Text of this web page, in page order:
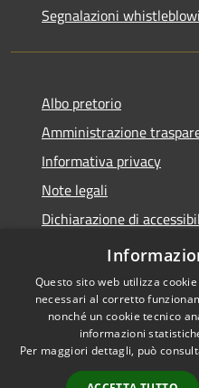
Segnalazioni
Albo pretorio
Amministrazione
Informativa privacy
Note legali
Dichiarazione di
Meccanismo di Feedback
Accessibilità
Questo sito web utilizza
necessari al corretto
nonché un cookie tecnico
informazioni
Per maggiori dettagli, può